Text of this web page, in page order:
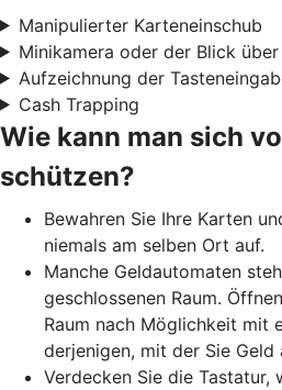
Manipulierter Karteneinschub
Minikamera oder der Blick
Aufzeichnung der
Cash Trapping
Wie kann man sich
schützen?
Bewahren Sie Ihre Karten
niemals am selben Ort auf.
Manche Geldautomaten
geschlossenen Raum.
Raum nach Möglichkeit mit
derjenigen, mit der Sie Geld
Verdecken Sie die Tastatur,